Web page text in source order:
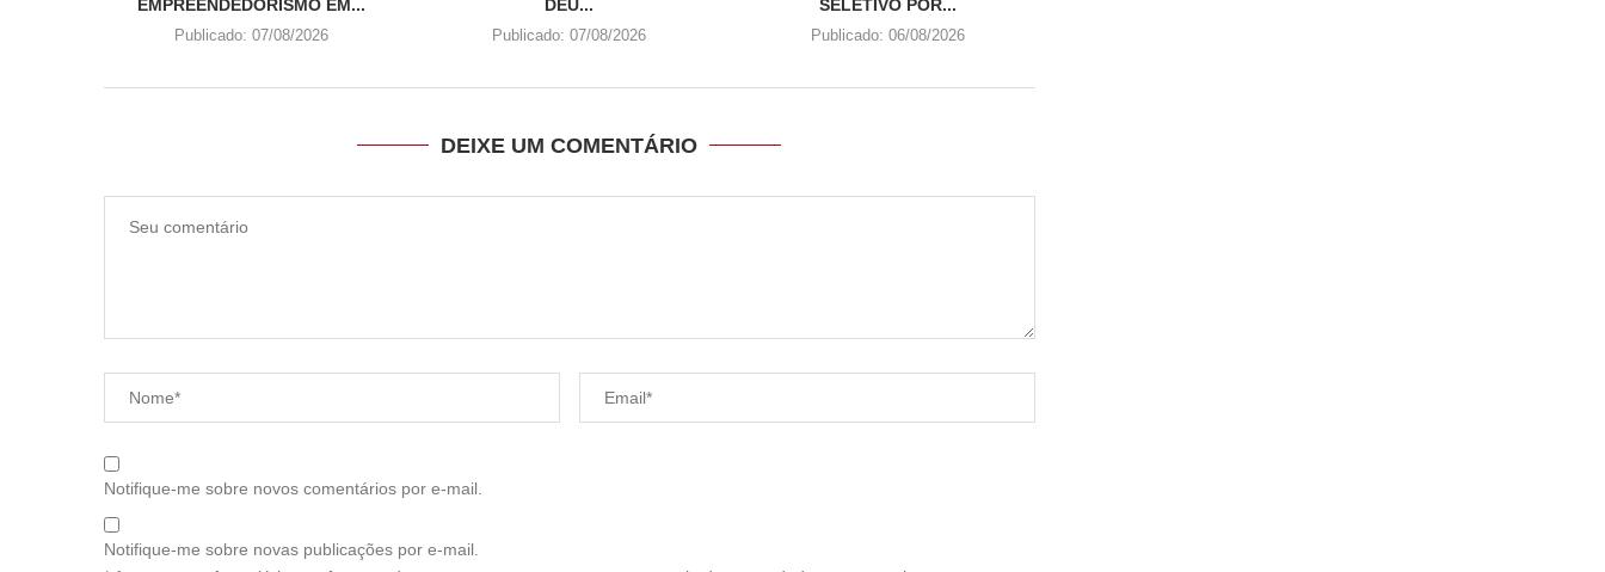
EMPREENDEDORISMO EM...
Publicado: 07/08/2026
DEU...
Publicado: 07/08/2026
SELETIVO POR...
Publicado: 06/08/2026
DEIXE UM COMENTÁRIO
Notifique-me sobre novos comentários por e-mail.
Notifique-me sobre novas publicações por e-mail.